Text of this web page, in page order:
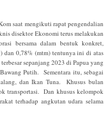
saat mengikuti rapat pengendalian
disektor Ekonomi terus melakukan
bersama dalam bentuk konkret,
dan 0,78% (mtm) tentunya ini di atas
sepanjang 2023 di Papua yang
Putih. Sementara itu, sebagai
dan Ikan Tuna. Khusus bulan
transportasi. Dan khusus kelompok
terhadap angkutan udara selama